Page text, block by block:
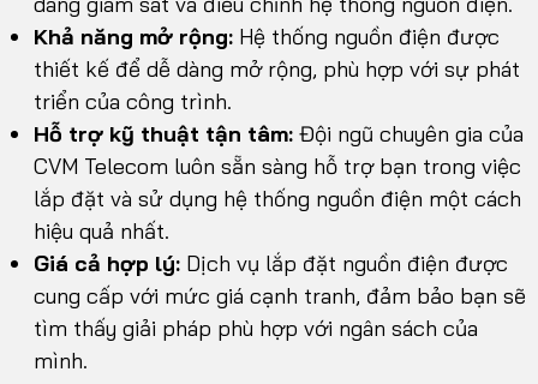
Khả năng mở rộng: Hệ thống nguồn điện được
thiết kế để dễ dàng mở rộng, phù hợp với sự phát
triển của công trình.
Hỗ trợ kỹ thuật tận tâm: Đội ngũ chuyên gia của
CVM Telecom luôn sẵn sàng hỗ trợ bạn trong việc
lắp đặt và sử dụng hệ thống nguồn điện một cách
hiệu quả nhất.
Giá cả hợp lý: Dịch vụ lắp đặt nguồn điện được
cung cấp với mức giá cạnh tranh, đảm bảo bạn sẽ
tìm thấy giải pháp phù hợp với ngân sách của
mình.